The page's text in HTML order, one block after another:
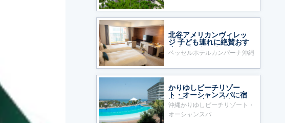
北谷アメリカンヴィレッ
ジ 子ども連れに絶賛おす
すめ ベッセルホテルカン
パーナ沖縄
ベッセルホテルカンパーナ沖縄
かりゆしビーチリゾー
ト・オーシャンスパに宿
泊 子ども連れに人気
沖縄かりゆしビーチリゾート・
オーシャンスパ